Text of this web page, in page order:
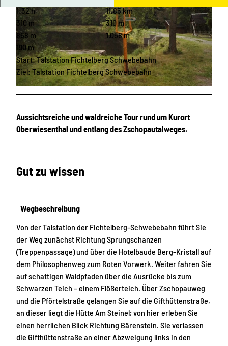
© Ute Florl, Gästeinformation Kurort Oberwiesenthal
1:32 h
11,85 km
310 m
310 m
868 m
1.058 m
190 m
Start: Talstation Fichtelberg Schwebebahn
Ziel: Talstation Fichtelberg Schwebebahn
Aussichtsreiche und waldreiche Tour rund um Kurort
Oberwiesenthal und entlang des Zschopautalweges.
Gut zu wissen
Wegbeschreibung
Von der Talstation der Fichtelberg-Schwebebahn führt Sie
der Weg zunächst Richtung Sprungschanzen
(Treppenpassage) und über die Hotelbaude Berg-Kristall auf
dem Philosophenweg zum Roten Vorwerk. Weiter fahren Sie
auf schattigen Waldpfaden über die Ausrücke bis zum
Schwarzen Teich – einem Flößerteich. Über Zschopauweg
und die Pförtelstraße gelangen Sie auf die Gifthüttenstraße,
an dieser liegt die Hütte Am Steinel; von hier erleben Sie
einen herrlichen Blick Richtung Bärenstein. Sie verlassen
die Gifthüttenstraße an einer Abzweigung links in den